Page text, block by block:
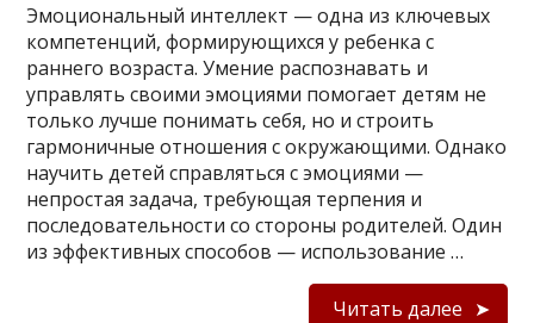
Эмоциональный интеллект — одна из ключевых
компетенций, формирующихся у ребенка с
раннего возраста. Умение распознавать и
управлять своими эмоциями помогает детям не
только лучше понимать себя, но и строить
гармоничные отношения с окружающими. Однако
научить детей справляться с эмоциями —
непростая задача, требующая терпения и
последовательности со стороны родителей. Один
из эффективных способов — использование …
Читать далее